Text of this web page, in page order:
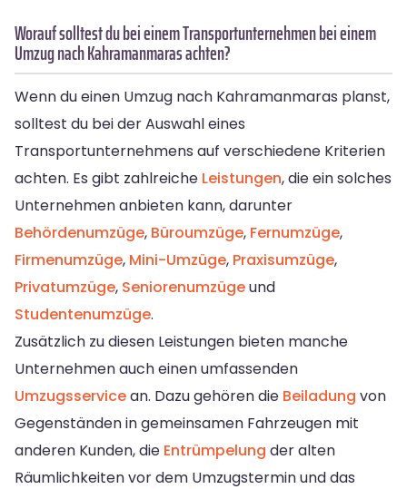
Worauf solltest du bei einem Transportunternehmen bei einem
Umzug nach Kahramanmaras achten?
Wenn du einen Umzug nach Kahramanmaras planst,
solltest du bei der Auswahl eines
Transportunternehmens auf verschiedene Kriterien
achten. Es gibt zahlreiche Leistungen, die ein solches
Unternehmen anbieten kann, darunter
Behördenumzüge, Büroumzüge, Fernumzüge,
Firmenumzüge, Mini-Umzüge, Praxisumzüge,
Privatumzüge, Seniorenumzügeund
Studentenumzüge.
Zusätzlich zu diesen Leistungen bieten manche
Unternehmen auch einen umfassenden
Umzugsservicean. Dazu gehören die Beiladung von
Gegenständen in gemeinsamen Fahrzeugen mit
anderen Kunden, die Entrümpelung der alten
Räumlichkeiten vor dem Umzugstermin und das